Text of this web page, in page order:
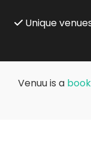
Unique
Venuu is a